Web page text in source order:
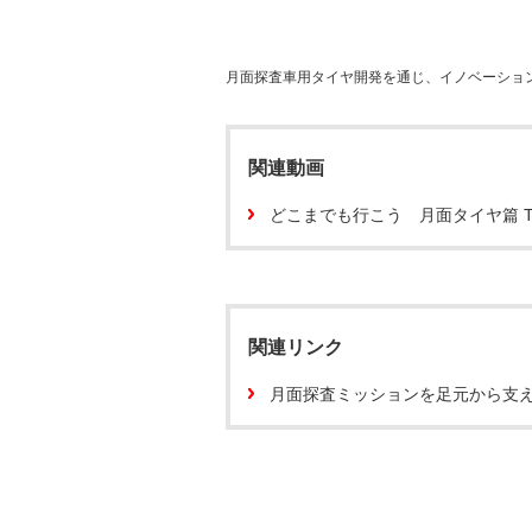
月面探査車用タイヤ開発を通じ、イノベーシ
関連動画
どこまでも行こう 月面タイヤ篇
関連リンク
月面探査ミッションを足元から支